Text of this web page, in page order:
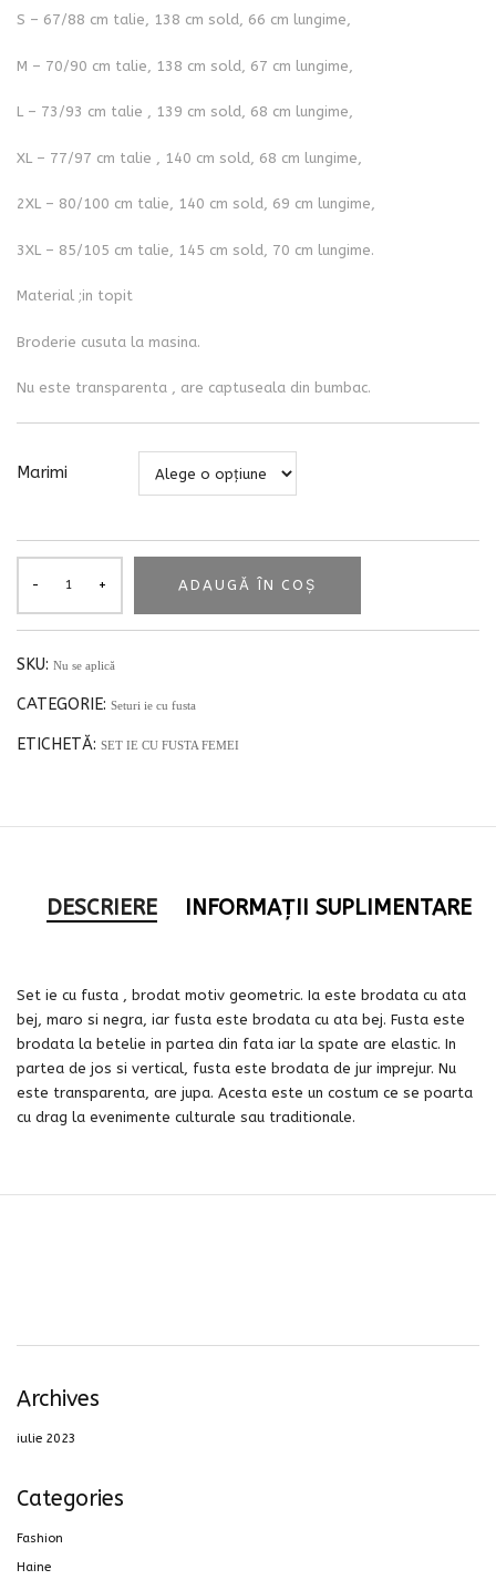
S – 67/88 cm talie, 138 cm sold, 66 cm lungime,
M – 70/90 cm talie, 138 cm sold, 67 cm lungime,
L – 73/93 cm talie , 139 cm sold, 68 cm lungime,
XL – 77/97 cm talie , 140 cm sold, 68 cm lungime,
2XL – 80/100 cm talie, 140 cm sold, 69 cm lungime,
3XL – 85/105 cm talie, 145 cm sold, 70 cm lungime.
Material ;in topit
Broderie cusuta la masina.
Nu este transparenta , are captuseala din bumbac.
Marimi
ADAUGĂ ÎN COȘ
SKU: Nu se aplică
CATEGORIE: Seturi ie cu fusta
ETICHETĂ: SET IE CU FUSTA FEMEI
DESCRIERE INFORMAȚII SUPLIMENTARE
Set ie cu fusta , brodat motiv geometric. Ia este brodata cu ata
bej, maro si negra, iar fusta este brodata cu ata bej. Fusta este
brodata la betelie in partea din fata iar la spate are elastic. In
partea de jos si vertical, fusta este brodata de jur imprejur. Nu
este transparenta, are jupa. Acesta este un costum ce se poarta
cu drag la evenimente culturale sau traditionale.
Archives
iulie 2023
Categories
Fashion
Haine